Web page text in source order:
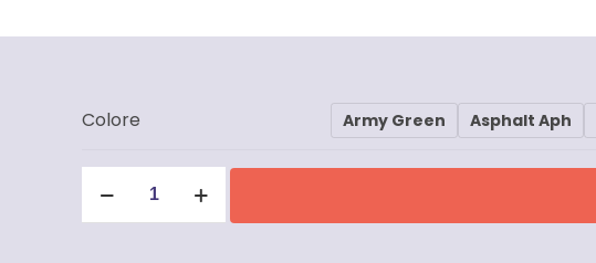
Colore Army Green Asphalt Aph
Carhartt